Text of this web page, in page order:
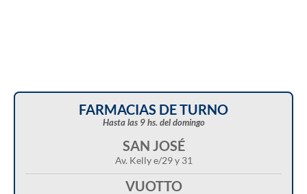
FARMACIAS DE TURNO
Hasta las 9 hs. del domingo
SAN JOSÉ
Av. Kelly e/29 y 31
VUOTTO